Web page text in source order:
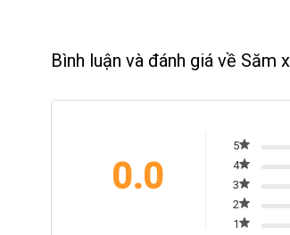
Bình luận và đánh giá về Săm
0.0
5
4
3
2
1